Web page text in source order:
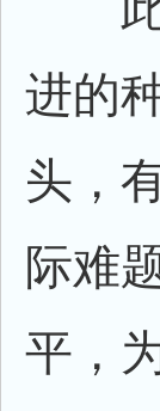
进的
头，
际难
平，